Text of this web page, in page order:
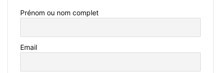
Prénom ou nom complet
Email